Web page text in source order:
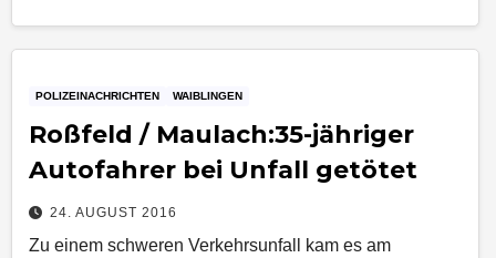
POLIZEINACHRICHTEN WAIBLINGEN
​Roßfeld / Maulach:35-jähriger
Autofahrer bei Unfall getötet
24. AUGUST 2016
Zu einem schweren Verkehrsunfall kam es am